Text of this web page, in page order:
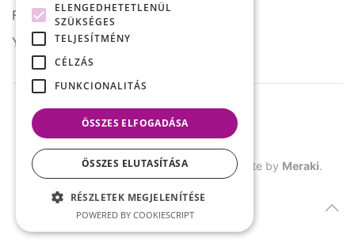
Facebook
YouTube
© SERCO. Minden jog fenntartva. Site by Meraki.
ELENGEDHETETLENÜL
SZÜKSÉGES
TELJESÍTMÉNY
CÉLZÁS
FUNKCIONALITÁS
ÖSSZES ELFOGADÁSA
ÖSSZES ELUTASÍTÁSA
RÉSZLETEK MEGJELENÍTÉSE
POWERED BY COOKIESCRIPT